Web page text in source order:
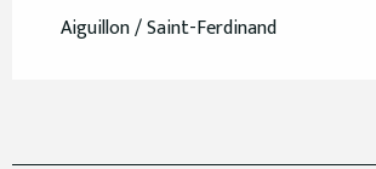
Aiguillon / Saint-Ferdinand